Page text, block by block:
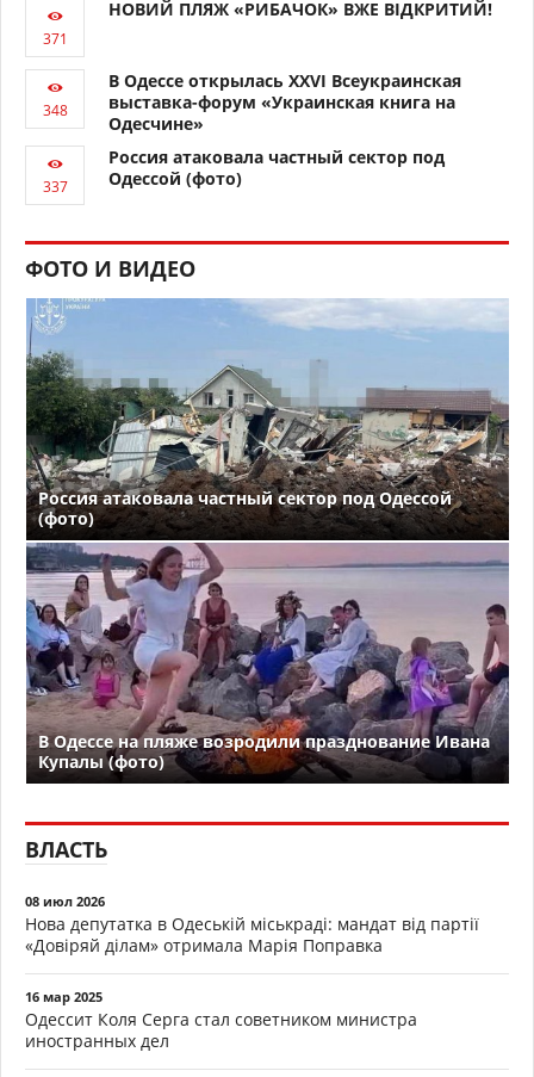
НОВИЙ ПЛЯЖ «РИБАЧОК» ВЖЕ ВІДКРИТИЙ!
В Одессе открылась XXVI Всеукраинская
выставка-форум «Украинская книга на
Одесчине»
Россия атаковала частный сектор под
Одессой (фото)
ФОТО И ВИДЕО
Россия атаковала частный сектор под Одессой
(фото)
В Одессе на пляже возродили празднование Ивана
Купалы (фото)
ВЛАСТЬ
08 июл 2026
Нова депутатка в Одеській міськраді: мандат від партії
«Довіряй ділам» отримала Марія Поправка
16 мар 2025
Одессит Коля Серга стал советником министра
иностранных дел